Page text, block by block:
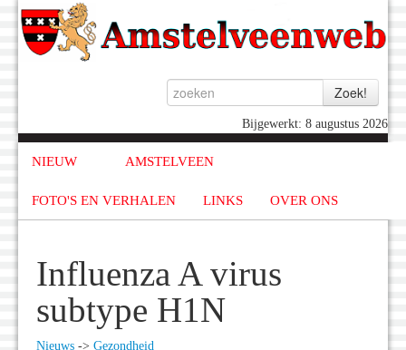
Bijgewerkt: 8 augustus 2026
NIEUW AMSTELVEEN
FOTO'S EN VERHALEN LINKS OVER ONS
Influenza A virus
subtype H1N
Nieuws -> Gezondheid